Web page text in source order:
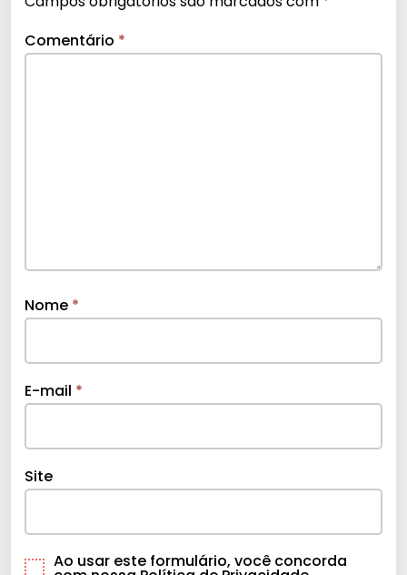
Comentário *
Nome *
E-mail *
Site
Ao usar este formulário, você concorda